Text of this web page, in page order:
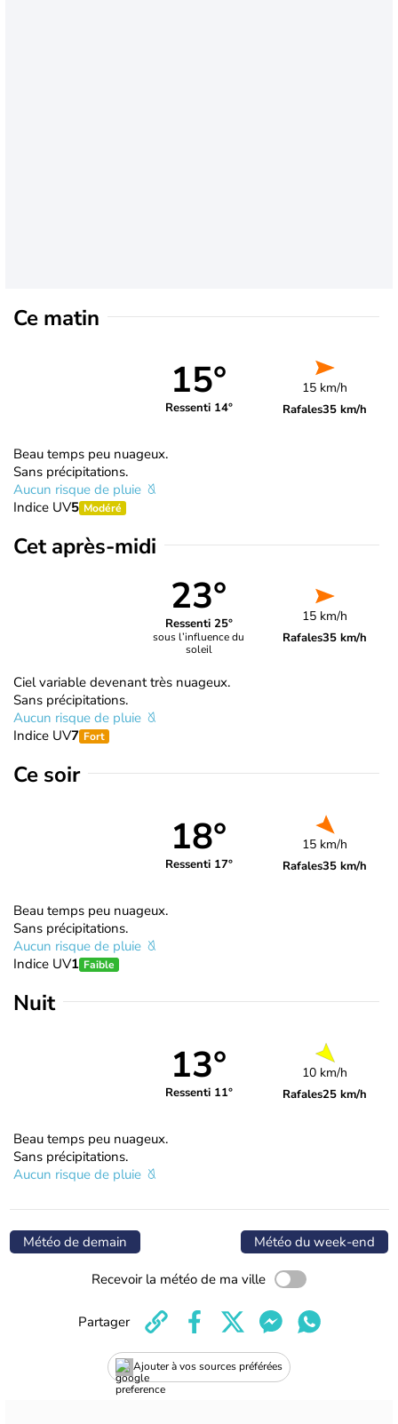
Ce matin
15°
Ressenti 14°
15 km/h
Rafales35 km/h
Beau temps peu nuageux.
Sans précipitations.
Aucun risque de pluie
Indice UV5 Modéré
Cet après-midi
23°
Ressenti 25°
sous l’influence du
soleil
15 km/h
Rafales35 km/h
Ciel variable devenant très nuageux.
Sans précipitations.
Aucun risque de pluie
Indice UV7 Fort
Ce soir
18°
Ressenti 17°
15 km/h
Rafales35 km/h
Beau temps peu nuageux.
Sans précipitations.
Aucun risque de pluie
Indice UV1 Faible
Nuit
13°
Ressenti 11°
10 km/h
Rafales25 km/h
Beau temps peu nuageux.
Sans précipitations.
Aucun risque de pluie
Météo de demain Météo du week-end
Recevoir la météo de ma ville
Ajouter à vos sources préférées
Partager